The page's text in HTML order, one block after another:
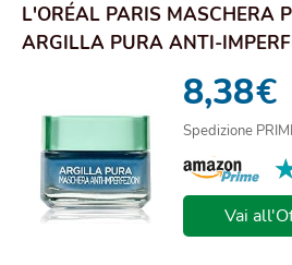
L'ORÉAL PARIS MASCHERA
ARGILLA PURA ANTI-
8,38€
Spedizione
Vai